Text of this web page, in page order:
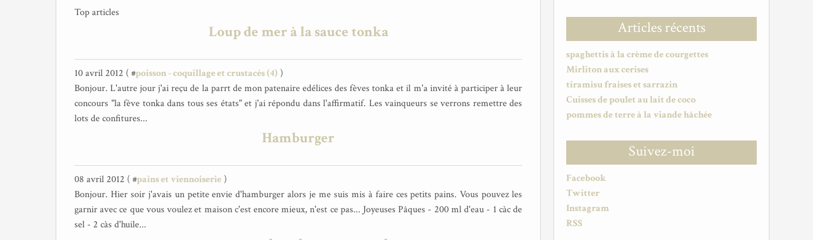
Top articles
Loup de mer à la sauce tonka
10 avril 2012 ( #poisson - coquillage et crustacés (4) )
Bonjour. L'autre jour j'ai reçu de la parrt de mon patenaire edélices des fèves tonka et il m'a invité à participer à leur
concours "la fève tonka dans tous ses états" et j'ai répondu dans l'affirmatif. Les vainqueurs se verrons remettre des
lots de confitures...
Hamburger
08 avril 2012 ( #pains et viennoiserie )
Bonjour. Hier soir j'avais un petite envie d'hamburger alors je me suis mis à faire ces petits pains. Vous pouvez les
garnir avec ce que vous voulez et maison c'est encore mieux, n'est ce pas... Joyeuses Pâques - 200 ml d'eau - 1 càc de
sel - 2 càs d'huile...
Articles récents
spaghettis à la crème de courgettes
Mirliton aux cerises
tiramisu fraises et sarrazin
Cuisses de poulet au lait de coco
pommes de terre à la viande hâchée
Suivez-moi
Facebook
Twitter
Instagram
RSS